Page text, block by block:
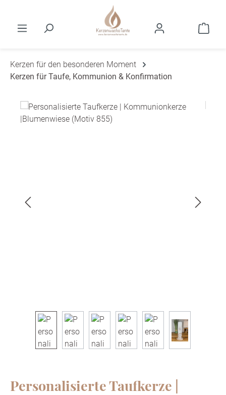
Kerzen für den besonderen Moment
Kerzen für Taufe, Kommunion & Konfirmation
Bildergalerie überspringen
Personalisierte Taufkerze |